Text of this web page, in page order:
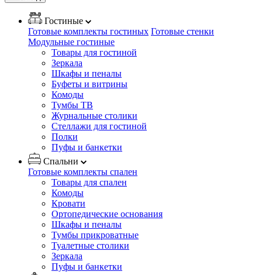
Гостиные
Готовые комплекты гостиных Готовые стенки
Модульные гостиные
Товары для гостиной
Зеркала
Шкафы и пеналы
Буфеты и витрины
Комоды
Тумбы ТВ
Журнальные столики
Стеллажи для гостиной
Полки
Пуфы и банкетки
Спальни
Готовые комплекты спален
Товары для спален
Комоды
Кровати
Ортопедические основания
Шкафы и пеналы
Тумбы прикроватные
Туалетные столики
Зеркала
Пуфы и банкетки